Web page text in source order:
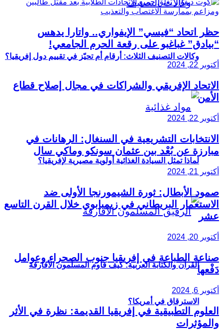
وكالات التصنيف الثلاث: أرقام أم تحيّز في تقييم دول إفريقيا؟
لماذا تمثل السيادة الغذائية أولوية مصيرية لإفريقيا؟
القرآن والكتابة العربية: كيف قاوم المسلمون الأفارقة
الاسترقاق في أمريكا؟
حظر اتحاد “فيسي” الإيفواري.. واتارا يدهس
“بيادق” غباغبو على رقعة الحرم الجامعي!
أكتوبر 22, 2024
الاتحاد الإفريقي والشراكات في مجال إصلاح قطاع
الأمن
أكتوبر 22, 2024
الانتخابات التشريعية في السنغال: الرهانات في
مبارزة عن بُعْد بين عثمان سونكو وماكي سال
أكتوبر 21, 2024
صمود الأبطال: ثورة الشيمورنجا الأولى ضد
الاستعمار البريطاني في زيمبابوي خلال القرن التاسع
عشر
أكتوبر 20, 2024
صناعة الطباعة في إفريقيا جنوب الصحراء وعوامل
دَفْعها
أكتوبر 6, 2024
العلوم التطبيقية في إفريقيا القديمة: نظرة في الأثر
والمؤثرات